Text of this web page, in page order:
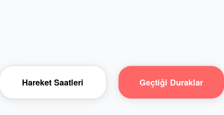
Hareket Saatleri Geçtiği Duraklar